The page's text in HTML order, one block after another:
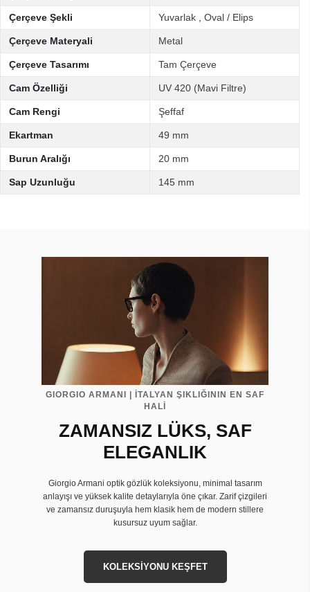
Çerçeve Şekli Yuvarlak Oval / Elips
Çerçeve Materyali Metal
Çerçeve Tasarımı Tam Çerçeve
Cam Özelliği UV 420 (Mavi Filtre)
Cam Rengi Şeffaf
Ekartman 49 mm
Burun Aralığı 20 mm
Sap Uzunluğu 145 mm
GIORGIO ARMANI | İTALYAN ŞIKLIĞININ EN SAF
HALİ
ZAMANSIZ LÜKS, SAF
ELEGANLIK
Giorgio Armani optik gözlük koleksiyonu, minimal tasarım
anlayışı ve yüksek kalite detaylarıyla öne çıkar. Zarif çizgileri
ve zamansız duruşuyla hem klasik hem de modern stillere
kusursuz uyum sağlar.
KOLEKSİYONU KEŞFET